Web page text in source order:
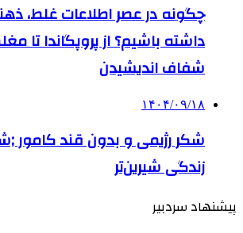
چگونه در عصر اطلاعات غلط،
داشته باشیم؟ از پروپگاندا تا
شفاف اندیشیدن
۱۴۰۴/۰۹/۱۸
شکر رژیمی و بدون قند کامور
زندگی شیرین‌تر
پیشنهاد سردبیر